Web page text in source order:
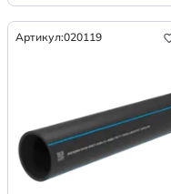
Артикул:020119